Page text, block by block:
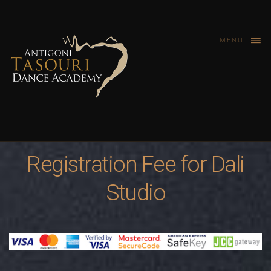
MENU
Registration Fee for Dali
Studio